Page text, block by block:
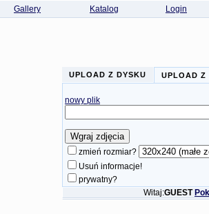
Gallery Katalog Login
UPLOAD Z DYSKU UPLOAD Z
nowy plik
zmień rozmiar?
Usuń informacje!
prywatny?
Witaj:GUEST